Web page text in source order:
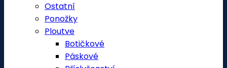
Ostatní
Ponožky
Ploutve
Botičkové
Páskové